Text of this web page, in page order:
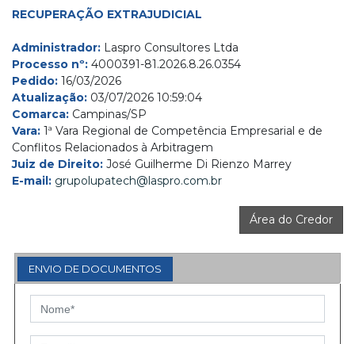
RECUPERAÇÃO EXTRAJUDICIAL
Administrador: Laspro Consultores Ltda
Processo nº: 4000391-81.2026.8.26.0354
Pedido: 16/03/2026
Atualização: 03/07/2026 10:59:04
Comarca: Campinas/SP
Vara: 1ª Vara Regional de Competência Empresarial e de
Conflitos Relacionados à Arbitragem
Juiz de Direito: José Guilherme Di Rienzo Marrey
E-mail: grupolupatech@laspro.com.br
Área do Credor
ENVIO DE DOCUMENTOS